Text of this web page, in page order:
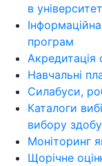
в
програм
Акредитація
Навчальні
Силабуси,
Каталоги
вибору
Моніторинг
Щорічне